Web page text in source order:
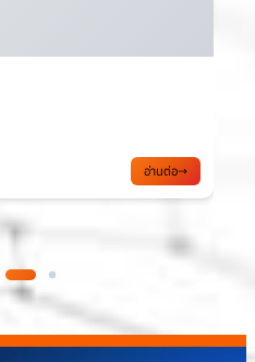
คณะทำงาน TC1 ครั้งที่
อ่านต่อ